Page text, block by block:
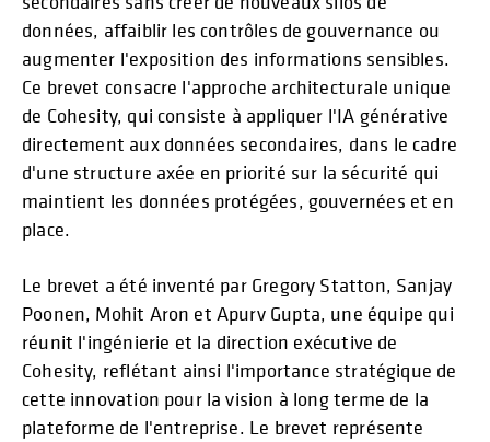
données, affaiblir les contrôles de gouvernance ou
augmenter l'exposition des informations sensibles.
Ce brevet consacre l'approche architecturale unique
de Cohesity, qui consiste à appliquer l'IA générative
directement aux données secondaires, dans le cadre
d'une structure axée en priorité sur la sécurité qui
maintient les données protégées, gouvernées et en
place.
Le brevet a été inventé par Gregory Statton, Sanjay
Poonen, Mohit Aron et Apurv Gupta, une équipe qui
réunit l'ingénierie et la direction exécutive de
Cohesity, reflétant ainsi l'importance stratégique de
cette innovation pour la vision à long terme de la
plateforme de l'entreprise. Le brevet représente